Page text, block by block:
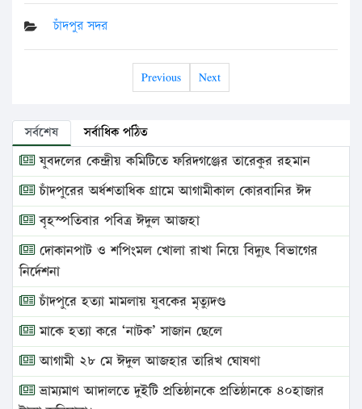
চাঁদপুর সদর
Previous Next
সর্বশেষ সর্বাধিক পঠিত
যুবদলের কেন্দ্রীয় কমিটিতে ফরিদগঞ্জের তারেকুর রহমান
চাঁদপুরের অর্ধশতাধিক গ্রামে আগামীকাল কোরবানির ঈদ
বৃহস্পতিবার পবিত্র ঈদুল আজহা
দোকানপাট ও শপিংমল খোলা রাখা নিয়ে বিদ্যুৎ বিভাগের
নির্দেশনা
চাঁদপুরে হত্যা মামলায় যুবকের মৃত্যুদণ্ড
মাকে হত্যা করে ‘নাটক’ সাজান ছেলে
আগামী ২৮ মে ঈদুল আজহার তারিখ ঘোষণা
ভ্রাম্যমাণ আদালতে দুইটি প্রতিষ্ঠানকে প্রতিষ্ঠানকে ৪০হাজার